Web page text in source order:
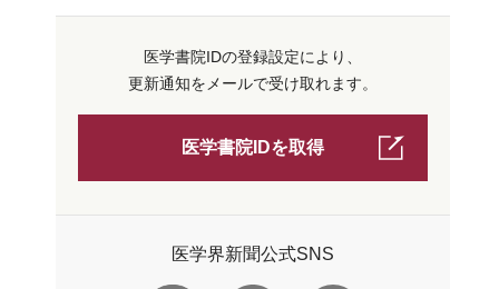
医学書院IDの登録設定により、
更新通知をメールで受け取れます。
医学書院IDを取得
医学界新聞公式SNS